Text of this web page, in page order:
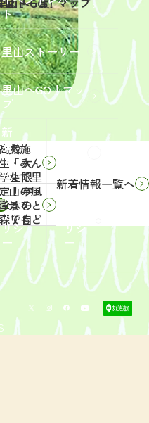
ト
里山ストーリー
里山へGO！マッ
プ
新
着
情
報
サイ
トポ
リシ
ー
リシ
ー
年9
19日
土）
催
【東
ポイ
ント対
】中
生・
高校
・大
学生限
定！宇
木の
森で自
然体
験！」
募集を
開始し
し
2026年
6月13
（土）
実施
「みん
なで里
山の風
景をと
りもど
そ
う！」
活動レ
ポート
を掲載
しまし
た。
新着情報一覧へ